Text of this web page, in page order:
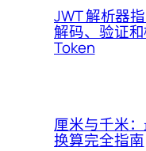
JWT 解析器
解码、验证
Token
厘米与千米
换算完全指南